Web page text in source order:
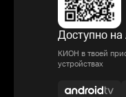
Доступно
КИОН в твоей
устройствах